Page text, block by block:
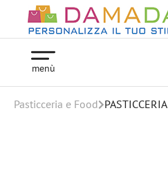
menù
Pasticceria e Food PASTICCERIA